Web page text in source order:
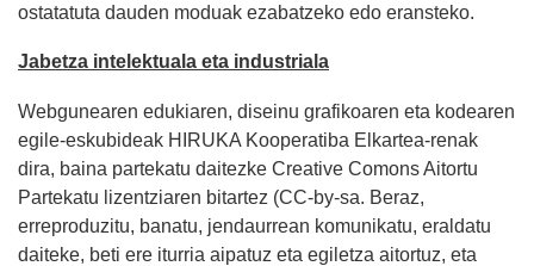
ostatatuta dauden moduak ezabatzeko edo eransteko.
Jabetza intelektuala eta industriala
Webgunearen edukiaren, diseinu grafikoaren eta kodearen
egile-eskubideak HIRUKA Kooperatiba Elkartea-renak
dira, baina partekatu daitezke Creative Comons Aitortu
Partekatu lizentziaren bitartez (CC-by-sa. Beraz,
erreproduzitu, banatu, jendaurrean komunikatu, eraldatu
daiteke, beti ere iturria aipatuz eta egiletza aitortuz, eta